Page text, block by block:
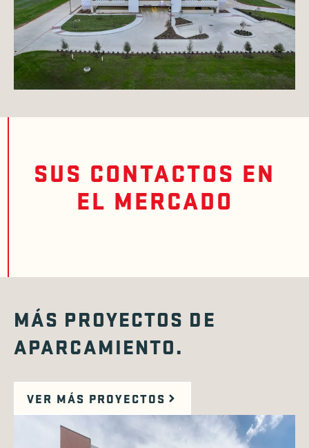
SUS CONTACTOS EN
EL MERCADO
MÁS PROYECTOS DE
APARCAMIENTO.
VER MÁS PROYECTOS